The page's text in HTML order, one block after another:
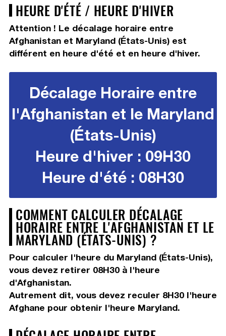
HEURE D'ÉTÉ / HEURE D'HIVER
Attention ! Le décalage horaire entre
Afghanistan et Maryland (États-Unis) est
différent en heure d'été et en heure d'hiver.
Décalage Horaire entre
l'Afghanistan et le Maryland
(États-Unis)
Heure d'hiver : 09H30
Heure d'été : 08H30
COMMENT CALCULER DÉCALAGE
HORAIRE ENTRE L'AFGHANISTAN ET LE
MARYLAND (ÉTATS-UNIS) ?
Pour calculer l'heure du Maryland (États-Unis),
vous devez retirer 08H30à l'heure
d'Afghanistan.
Autrement dit, vous devez reculer 8H30 l'heure
Afghane pour obtenir l'heure Maryland.